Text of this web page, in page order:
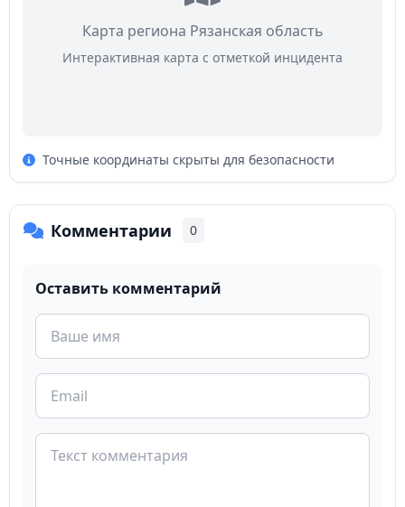
Карта региона Рязанская область
Интерактивная карта с отметкой инцидента
Точные координаты скрыты для безопасности
Комментарии 0
Оставить комментарий